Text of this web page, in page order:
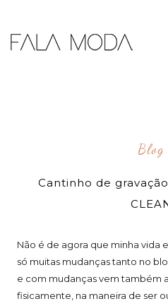
Blog
Cantinho de
Não é de agora que minha vida
só muitas mudanças tanto no
e com mudanças vem também
fisicamente, na maneira de ser